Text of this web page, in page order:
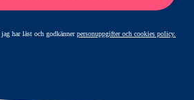
har läst och godkännerpersonuppgifter och cookies policy.